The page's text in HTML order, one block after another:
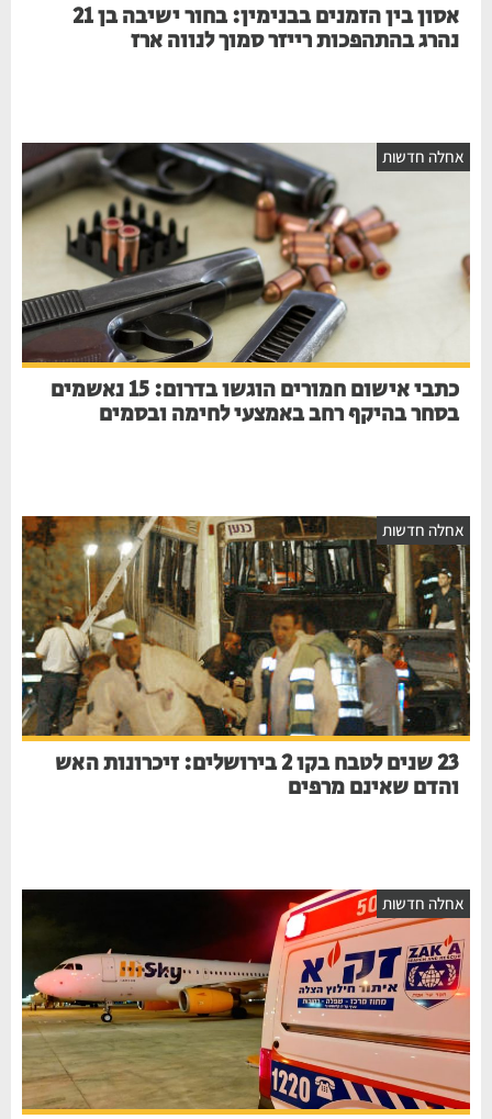
אסון בין הזמנים בבנימין: בחור ישיבה בן 21
נהרג בהתהפכות רייזר סמוך לנווה ארז
חדשות
כתבי אישום חמורים הוגשו בדרום: 15 נאשמים
בסחר בהיקף רחב באמצעי לחימה ובסמים
חדשות
23 שנים לטבח בקו 2 בירושלים: זיכרונות האש
והדם שאינם מרפים
חדשות